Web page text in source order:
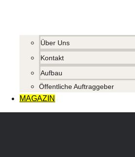
Über Uns
Kontakt
Aufbau
Öffentliche Auftraggeber
MAGAZIN